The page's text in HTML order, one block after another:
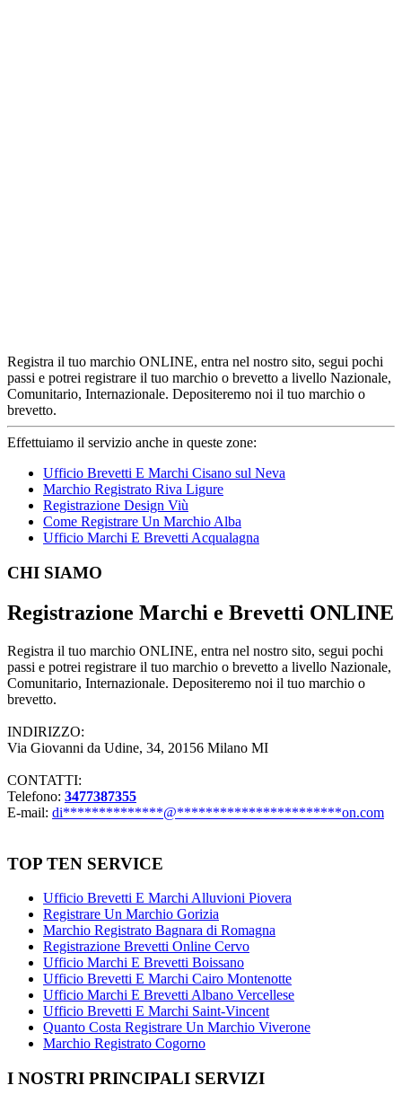
Registra il tuo marchio ONLINE, entra nel nostro sito, segui pochi
passi e potrei registrare il tuo marchio o brevetto a livello Nazionale,
Comunitario, Internazionale. Depositeremo noi il tuo marchio o
brevetto.
Effettuiamo il servizio anche in queste zone:
Ufficio Brevetti E Marchi Cisano sul Neva
Marchio Registrato Riva Ligure
Registrazione Design Viù
Come Registrare Un Marchio Alba
Ufficio Marchi E Brevetti Acqualagna
Footer
CHI SIAMO
Registrazione Marchi e Brevetti ONLINE
Registra il tuo marchio ONLINE, entra nel nostro sito, segui pochi
passi e potrei registrare il tuo marchio o brevetto a livello Nazionale,
Comunitario, Internazionale. Depositeremo noi il tuo marchio o
brevetto.
INDIRIZZO:
Via Giovanni da Udine, 34, 20156 Milano MI
CONTATTI:
Telefono: 3477387355
E-mail: di**************@***********************on.com
TOP TEN SERVICE
Ufficio Brevetti E Marchi Alluvioni Piovera
Registrare Un Marchio Gorizia
Marchio Registrato Bagnara di Romagna
Registrazione Brevetti Online Cervo
Ufficio Marchi E Brevetti Boissano
Ufficio Brevetti E Marchi Cairo Montenotte
Ufficio Marchi E Brevetti Albano Vercellese
Ufficio Brevetti E Marchi Saint-Vincent
Quanto Costa Registrare Un Marchio Viverone
Marchio Registrato Cogorno
I NOSTRI PRINCIPALI SERVIZI